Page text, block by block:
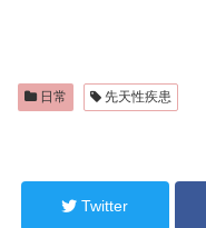
日常 先天性疾患
Twitter